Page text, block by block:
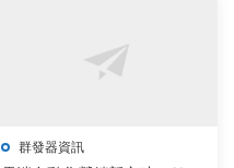
群發器資訊